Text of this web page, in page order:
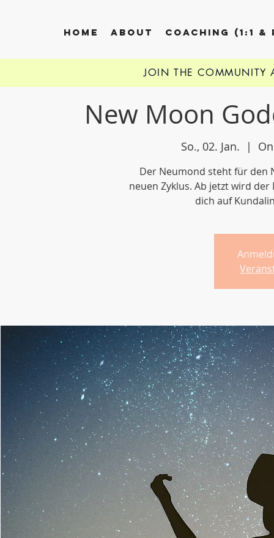
HOME ABOUT COACHING (1:1 &
New Moon
So., 02. Jan.
  |
Der Neumond steht für den
neuen Zyklus. Ab jetzt wird
dich auf
JOIN THE COMMUNITY